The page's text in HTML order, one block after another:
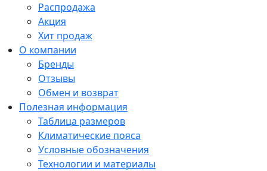
Распродажа
Акция
Хит продаж
О компании
Бренды
Отзывы
Обмен и возврат
Полезная информация
Таблица размеров
Климатические пояса
Условные обозначения
Технологии и материалы